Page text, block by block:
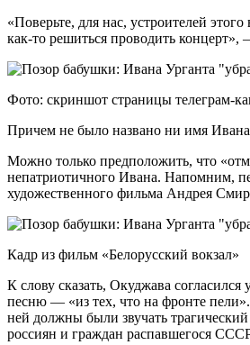
«Поверьте, для нас, устроителей
как-то решиться проводить
Фото: скриншот страницы телеграм-
Причем не было названо ни имя
Можно только предположить, что
непатриотичного Ивана. Напомним,
художественного фильма Андрея
Кадр из фильм «Белорусский вокзал»
К слову сказать, Окуджава
песню — «из тех, что на фронте
ней должны были звучать
россиян и граждан распавшегося